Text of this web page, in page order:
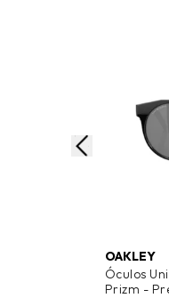
OAKLEY
Óculos
Prizm -